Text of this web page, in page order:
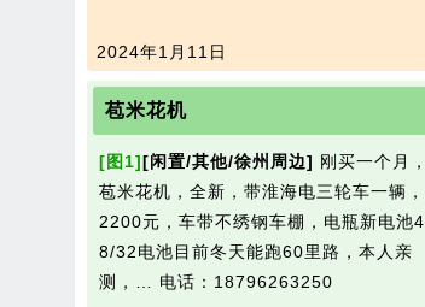
2024年1月11日
苞米花机
[图1][闲置/其他/徐州周边] 刚买一个月，
苞米花机，全新，带淮海电三轮车一辆，
2200元，车带不绣钢车棚，电瓶新电池4
8/32电池目前冬天能跑60里路，本人亲
测，… 电话：18796263250